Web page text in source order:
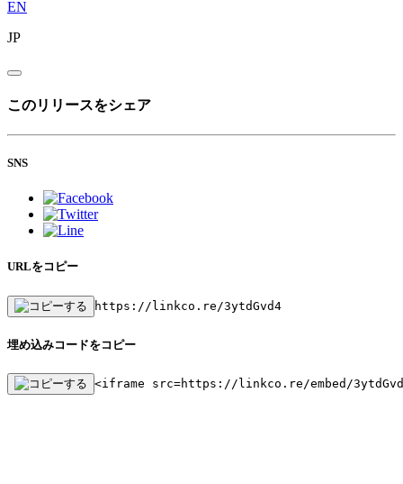
EN
JP
このリリースをシェア
SNS
URLをコピー
https://linkco.re/3ytdGvd4
埋め込みコードをコピー
<iframe src=https://linkco.re/embed/